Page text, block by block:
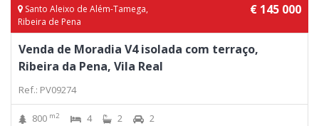
Santo Aleixo de Além-Tamega,
Ribeira de Pena
€ 145 000
Venda de Moradia V4 isolada com terraço,
Ribeira da Pena, Vila Real
Ref.: PV09274
800 m2 4 2 2